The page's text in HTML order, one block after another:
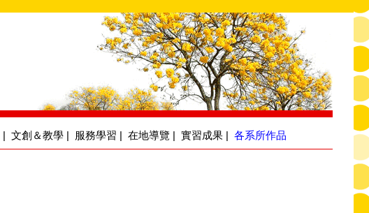
| 文創＆教學 | 服務學習 | 在地導覽 | 實習成果 | 各系所作品